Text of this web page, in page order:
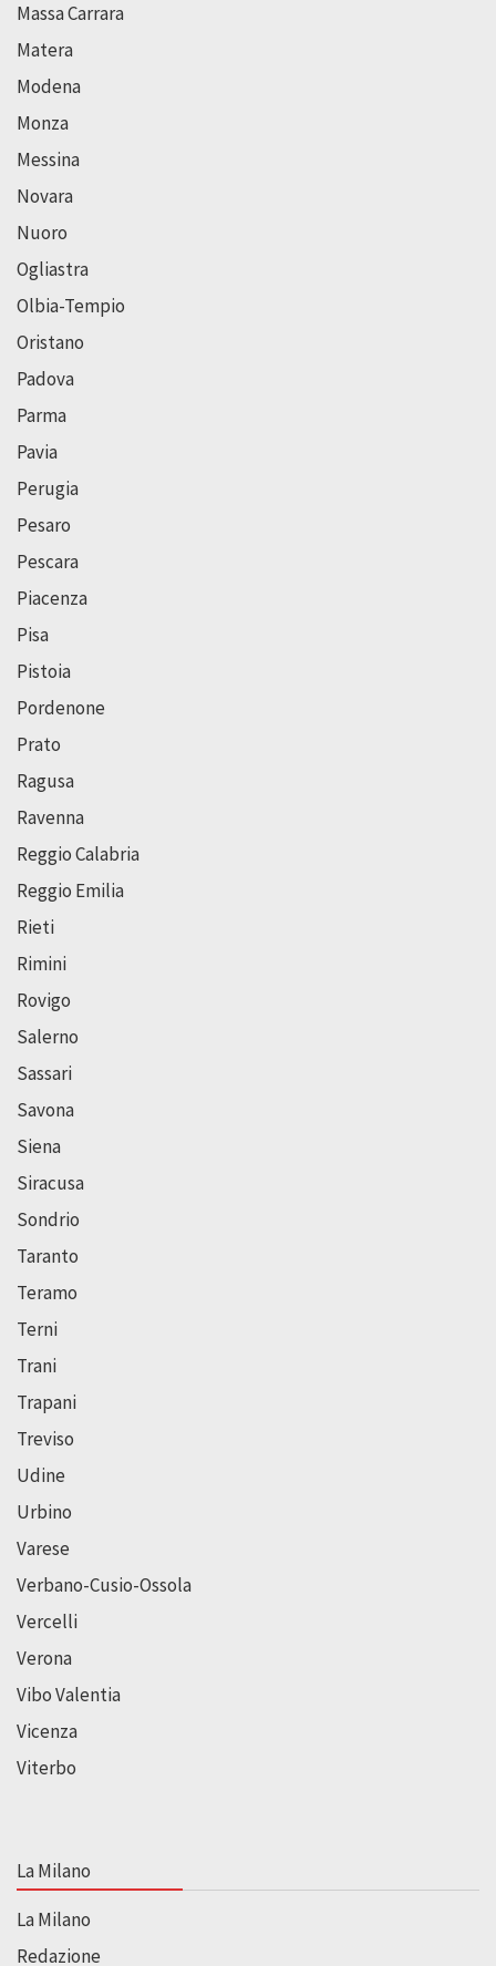
Massa Carrara
Matera
Modena
Monza
Messina
Novara
Nuoro
Ogliastra
Olbia-Tempio
Oristano
Padova
Parma
Pavia
Perugia
Pesaro
Pescara
Piacenza
Pisa
Pistoia
Pordenone
Prato
Ragusa
Ravenna
Reggio Calabria
Reggio Emilia
Rieti
Rimini
Rovigo
Salerno
Sassari
Savona
Siena
Siracusa
Sondrio
Taranto
Teramo
Terni
Trani
Trapani
Treviso
Udine
Urbino
Varese
Verbano-Cusio-Ossola
Vercelli
Verona
Vibo Valentia
Vicenza
Viterbo
La Milano
La Milano
Redazione